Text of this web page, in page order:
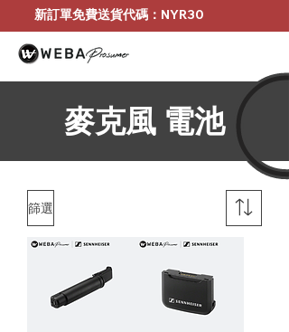
新訂單免費送貨代碼：NYR30
麥克風 電池
篩選